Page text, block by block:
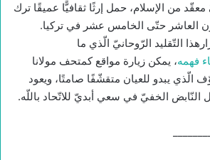
من الإسلام، حمل إرثًا ثقافيًّا عميقًا ترك
العاشر حتّى الخامس عشر في تركيا.
التّقليد الرّوحانيّ الّذي ما
فهمه، يمكن زيارة مواقع كمتحف مولانا
الّذي يبدو للعيان متقشّفًا صامتًا، ويعود
النّابض الخفيّ في سعي أبديّ للاتّحاد باللّه.